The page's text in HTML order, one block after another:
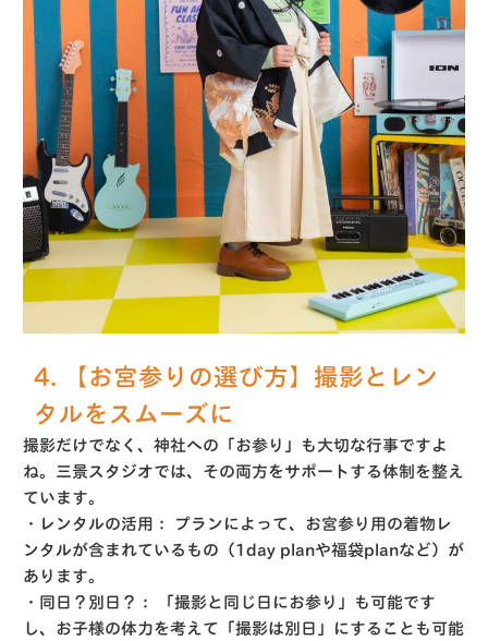
4. 【お宮参りの選び方】撮影とレン
タルをスムーズに
撮影だけでなく、神社への「お参り」も大切な行事ですよ
ね。三景スタジオでは、その両方をサポートする体制を整え
ています。
・レンタルの活用：
プランによって、お宮参り用の着物レ
ンタルが含まれているもの（1day planや福袋planなど）が
あります。
・同日？別日？：
「撮影と同じ日にお参り」も可能です
し、お子様の体力を考えて「撮影は別日」にすることも可能